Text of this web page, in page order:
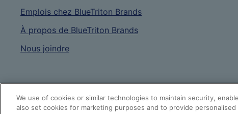
Emplois chez BlueTriton Brands
À propos de BlueTriton Brands
Nous joindre
We use of cookies or similar technologies to maintain security,
also set cookies for marketing purposes and to provide